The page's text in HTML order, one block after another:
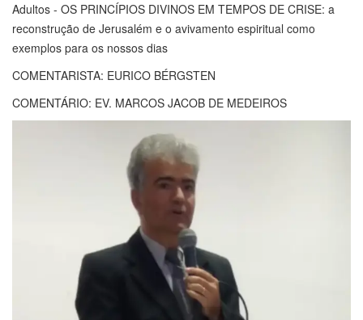
Adultos - OS PRINCÍPIOS DIVINOS EM TEMPOS DE CRISE: a
reconstrução de Jerusalém e o avivamento espiritual como
exemplos para os nossos dias
COMENTARISTA: EURICO BÉRGSTEN
COMENTÁRIO: EV. MARCOS JACOB DE MEDEIROS